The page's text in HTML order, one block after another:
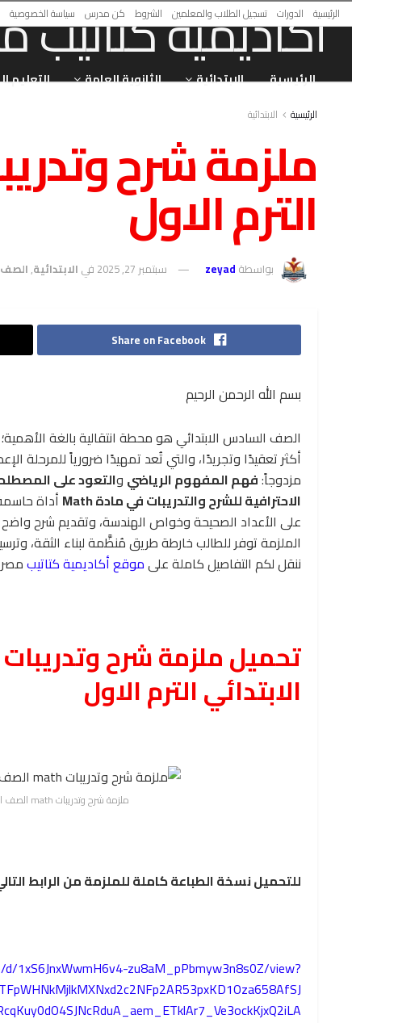
الرئيسية الدورات تسجيل الطلاب والمعلمين الشروط كن مدرس سياسة الخصوصية
الرئيسية الابتدائية الثانوية العامة التعليم
الرئيسية الابتدائية
الترم الاول
بواسطة zeyad سبتمبر 27, 2025 في الابتدائية,الصف
Share on Facebook
بسم الله الرحمن الرحيم
الصف السادس الابتدائي هو محطة انتقالية بالغة
أكثر تعقيدًا وتجريدًا، والتي تُعد تمهيدًا ضرورياً للمرحلة
مزدوجاً:فهم المفهوم الرياضي والتعود على
الاحترافية للشرح والتدريبات في مادة Math
أداة
على الأعداد الصحيحة وخواص الهندسة، وتقديم شرح
الملزمة توفر للطالب خارطة طريق مُنظَّمة لبناء الثقة،
ننقل لكم التفاصيل كاملة علىموقع أكاديمية كتاتيب
الابتدائي الترم الاول
ملزمة شرح وتدريبات math الصف السادس الابتدائي الترم الاول
للتحميل نسخة الطباعة كاملة للملزمة من الرابط
1xS6JnxWwmH6v4-zu8aM_pPbmyw3n8s0Z/view?